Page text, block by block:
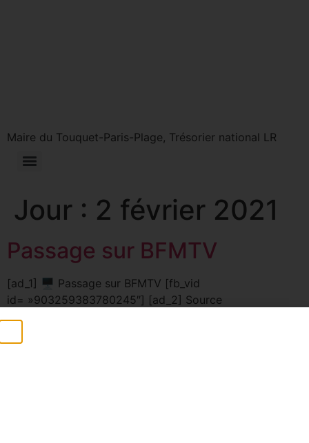
Maire du Touquet-Paris-Plage, Trésorier national LR
Jour : 2 février 2021
Passage sur BFMTV
[ad_1] 🖥 Passage sur BFMTV [fb_vid
id= »903259383780245″] [ad_2] Source
Association Nationale des